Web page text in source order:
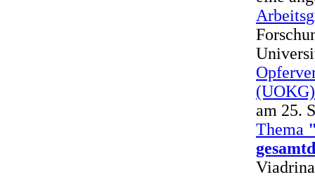
(UOKG)
am 25.
Thema